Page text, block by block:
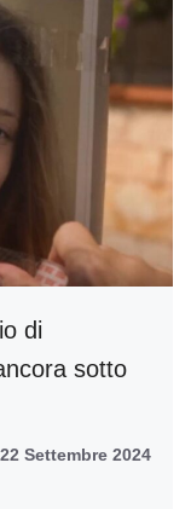
di
sotto
22 Settembre 2024